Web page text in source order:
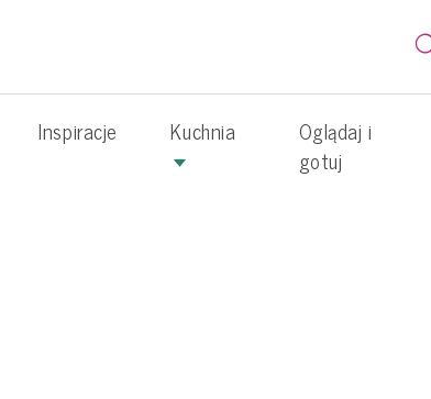
Inspiracje Kuchnia
Oglądaj i
gotuj